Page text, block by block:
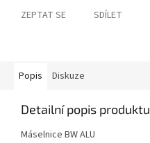
ZEPTAT SE SDÍLET
Popis Diskuze
Detailní popis produktu
Máselnice BW ALU